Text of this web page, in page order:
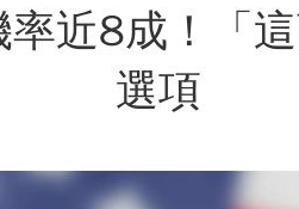
近8成！「
選項